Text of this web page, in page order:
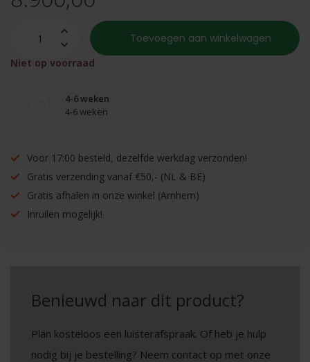
Toevoegen aan winkelwagen
Niet op voorraad
4-6 weken
4-6 weken
Voor 17:00 besteld, dezelfde werkdag verzonden!
Gratis verzending vanaf €50,- (NL & BE)
Gratis afhalen in onze winkel (Arnhem)
Inruilen mogelijk!
Benieuwd naar dit product?
Plan kosteloos een luisterafspraak. Of heb je hulp
nodig bij je bestelling? Neem contact op met onze